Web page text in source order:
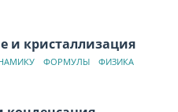
и кристаллизация
ФОРМУЛЫ
ФИЗИКА